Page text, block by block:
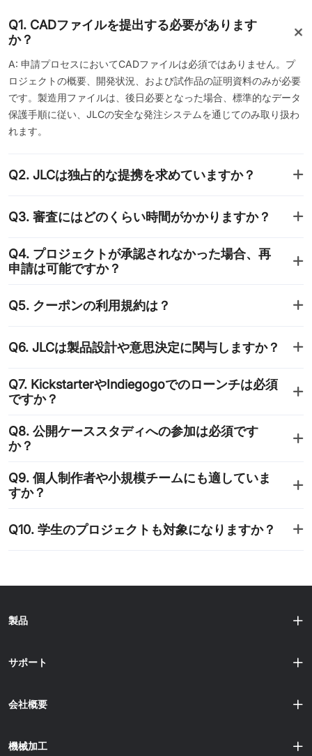
Q1. CADファイルを提出する必要があります
か？
A: 申請プロセスにおいてCADファイルは必須ではありません。プ
ロジェクトの概要、開発状況、および試作品の証明資料のみが必要
です。製造用ファイルは、後日必要となった場合、標準的なデータ
保護手順に従い、JLCの安全な発注システムを通じてのみ取り扱わ
れます。
Q2. JLCは独占的な提携を求めていますか？
Q3. 審査にはどのくらい時間がかかりますか？
Q4. プロジェクトが承認されなかった場合、再
申請は可能ですか？
Q5. クーポンの利用規約は？
Q6. JLCは製品設計や意思決定に関与しますか？
Q7. KickstarterやIndiegogoでのローンチは必須
ですか？
Q8. 公開ケーススタディへの参加は必須です
か？
Q9. 個人制作者や小規模チームにも適していま
すか？
Q10. 学生のプロジェクトも対象になりますか？
製品
サポート
会社概要
機械加工